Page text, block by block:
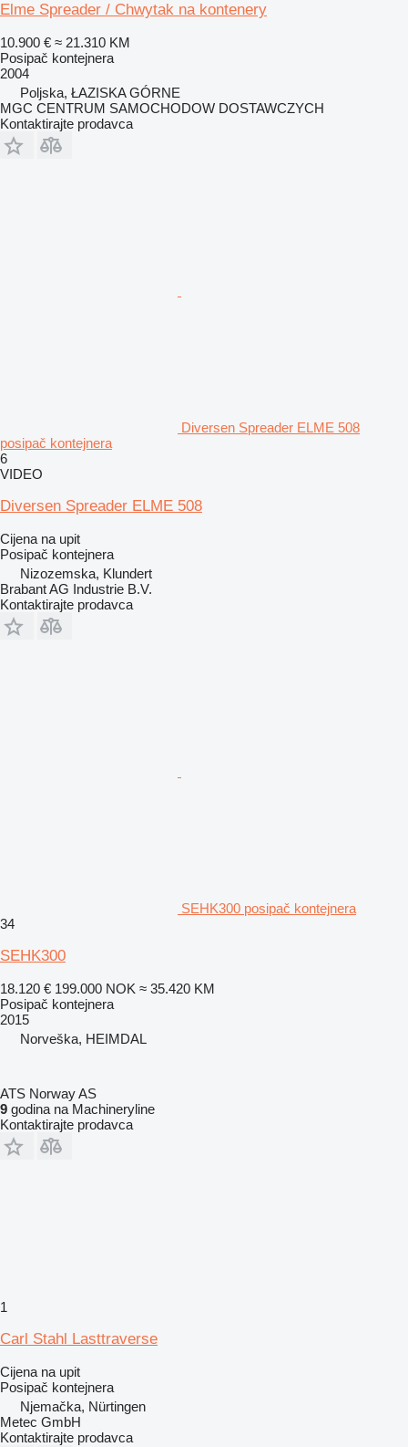
Elme Spreader / Chwytak na kontenery
10.900 € ≈ 21.310 KM
Posipač kontejnera
2004
Poljska, ŁAZISKA GÓRNE
MGC CENTRUM SAMOCHODOW DOSTAWCZYCH
Kontaktirajte prodavca
Diversen Spreader ELME 508
posipač kontejnera
6
VIDEO
Diversen Spreader ELME 508
Cijena na upit
Posipač kontejnera
Nizozemska, Klundert
Brabant AG Industrie B.V.
Kontaktirajte prodavca
SEHK300 posipač kontejnera
34
SEHK300
18.120 € 199.000 NOK ≈ 35.420 KM
Posipač kontejnera
2015
Norveška, HEIMDAL
ATS Norway AS
9 godina na Machineryline
Kontaktirajte prodavca
1
Carl Stahl Lasttraverse
Cijena na upit
Posipač kontejnera
Njemačka, Nürtingen
Metec GmbH
Kontaktirajte prodavca